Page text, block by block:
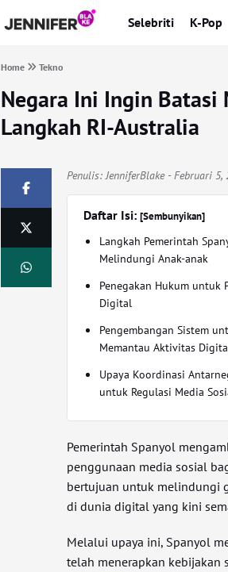
Selebriti K-Pop
Home Tekno
Negara Ini Ingin Batasi
Langkah RI-Australia
Penulis:JenniferBlake- Februari 5,
Daftar Isi:[Sembunyikan]
Langkah Pemerintah
Melindungi Anak-anak
Penegakan Hukum untuk
Digital
Pengembangan Sistem
Memantau Aktivitas
Upaya Koordinasi
untuk Regulasi Media
Pemerintah Spanyol
penggunaan media sosial
bertujuan untuk melindungi
di dunia digital yang kini
Melalui upaya ini, Spanyol
telah menerapkan kebijakan